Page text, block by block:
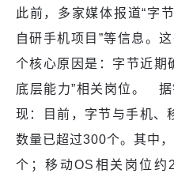
此前，多家媒体报道“字
自研手机项目”等信息。
个核心原因是：字节近期
底层能力”相关岗位。
现：目前，字节与手机、
数量已超过300个。其中
个；移动OS相关岗位约